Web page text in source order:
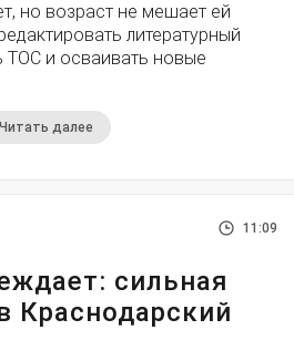
но возраст не мешает ей
литературный
ТОС и осваивать новые
Читать далее
11:09
сильная
Краснодарский